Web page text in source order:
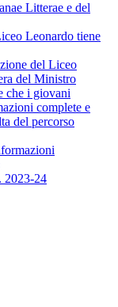
Litterae e del
Leonardo tiene
del Liceo
del Ministro
che i giovani
complete e
del percorso
2023-24